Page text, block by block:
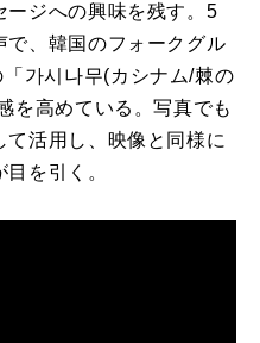
ジへの興味を残す。 5
、 韓国のフォークグル
가시나무(カシナム/棘の
を高めている。写真でも
活用し、 映像と同様に
を引く。